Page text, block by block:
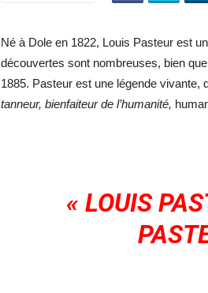
Né à Dole en 1822, Louis Pasteur est
découvertes sont nombreuses, bien
1885. Pasteur est une légende vivante,
tanneur, bienfaiteur de l’humanité,
« LOUIS